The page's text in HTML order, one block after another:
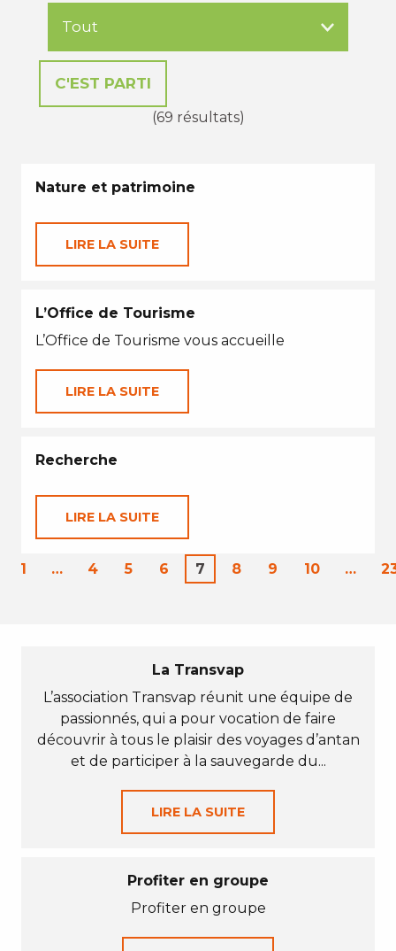
(69 résultats)
Nature et patrimoine
LIRE LA SUITE
L’Office de Tourisme
L’Office de Tourisme vous accueille
LIRE LA SUITE
Recherche
LIRE LA SUITE
1 … 4 5 6 7 8 9 10 …
La Transvap
L’association Transvap réunit une équipe de
passionnés, qui a pour vocation de faire
découvrir à tous le plaisir des voyages d’antan
et de participer à la sauvegarde du...
LIRE LA SUITE
Profiter en groupe
Profiter en groupe